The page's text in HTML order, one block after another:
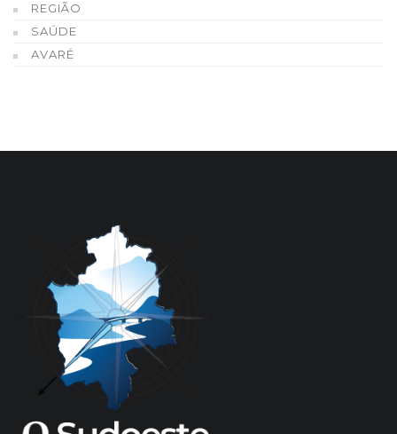
REGIÃO
SAÚDE
AVARÉ